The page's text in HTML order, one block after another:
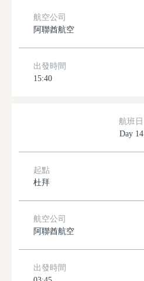
航空公司
阿聯酋航空
出發時間
15:40
航班日
Day 14
起點
杜拜
航空公司
阿聯酋航空
出發時間